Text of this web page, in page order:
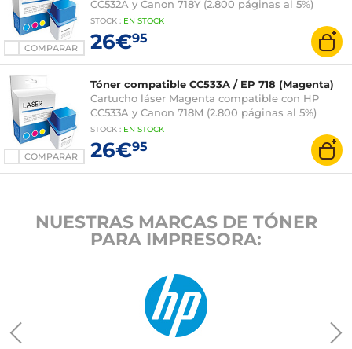
COMPARAR
CC532A y Canon 718Y (2.800 páginas al 5%)
STOCK : EN STOCK
26€95
COMPARAR
Tóner compatible CC533A / EP 718 (Magenta)
Cartucho láser Magenta compatible con HP
CC533A y Canon 718M (2.800 páginas al 5%)
STOCK : EN STOCK
26€95
NUESTRAS MARCAS DE TÓNER
PARA IMPRESORA: